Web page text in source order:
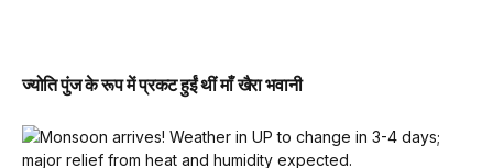
ज्योति पुंज के रूप में प्रकट हुईं थीं माँ खैरा भवानी